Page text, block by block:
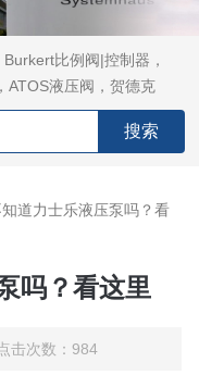
比例阀|控制器，
ATOS液压阀，贺德克
，REXROTH力士乐阀
萨姆森定位器
道力士乐液压泵吗？看
吗？看这里
次数：984